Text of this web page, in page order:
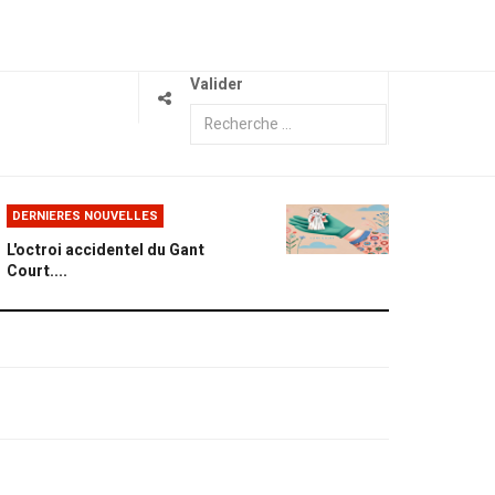
Valider
DERNIERES NOUVELLES
L'octroi accidentel du Gant
Court....